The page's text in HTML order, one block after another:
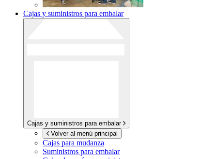
Cajas y suministros para embalar
Cajas y suministros para embalar
Volver al menú principal
Cajas para mudanza
Suministros para embalar